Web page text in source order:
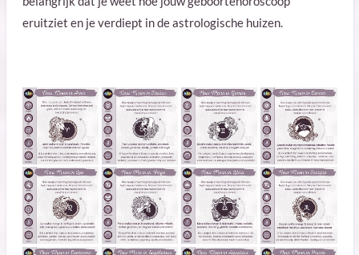
eruitziet en je verdiept in de astrologische huizen.